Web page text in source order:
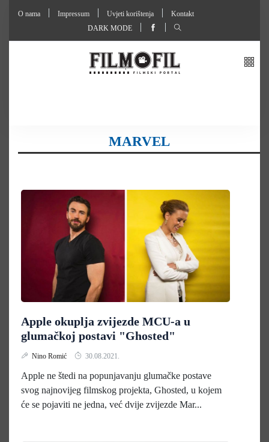
O nama Impressum Uvjeti korištenja
Kontakt
DARK MODE
MARVEL
Apple okuplja zvijezde MCU-a u
glumačkoj postavi "Ghosted"
Nino Romić 30.08.2021.
Apple ne štedi na popunjavanju glumačke postave
svog najnovijeg filmskog projekta, Ghosted, u kojem
će se pojaviti ne jedna, već dvije zvijezde Mar...